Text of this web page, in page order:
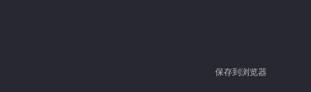
保存到浏览器